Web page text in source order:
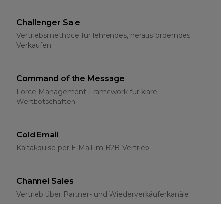
Challenger Sale
Vertriebsmethode für lehrendes, herausforderndes
Verkaufen
Command of the Message
Force-Management-Framework für klare
Wertbotschaften
Cold Email
Kaltakquise per E-Mail im B2B-Vertrieb
Channel Sales
Vertrieb über Partner- und Wiederverkäuferkanäle